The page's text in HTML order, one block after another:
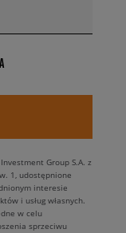
Group S.A. z
1, udostępnione
interesie
i usług własnych.
w celu
sprzeciwu